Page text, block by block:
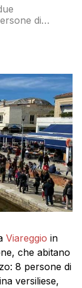
di
a 4 ospiti
Viareggio in
che abitano
8 persone di
versiliese,